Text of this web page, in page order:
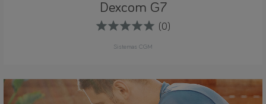
Dexcom G7
(0)
Sistemas CGM